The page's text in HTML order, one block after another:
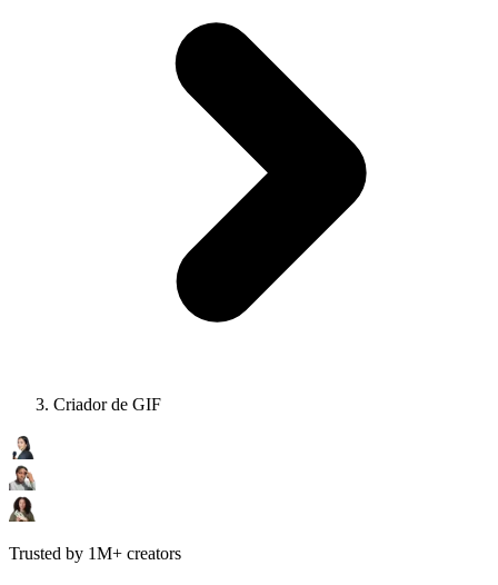
Criador de GIF
Trusted by 1M+ creators